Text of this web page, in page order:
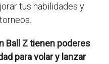
tus habilidades y
Ball Z tienen poderes
para volar y lanzar